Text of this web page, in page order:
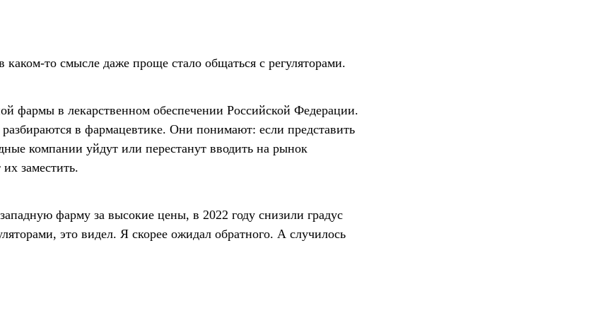
то смысле даже проще стало общаться с регуляторами.
фармы в лекарственном обеспечении Российской Федерации.
в фармацевтике. Они понимают: если представить
компании уйдут или перестанут вводить на рынок
заместить.
фарму за высокие цены, в 2022 году снизили градус
это видел. Я скорее ожидал обратного. А случилось